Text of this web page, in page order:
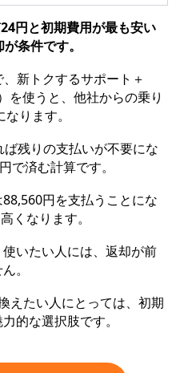
円と初期費用が最も安い
条件です。
新トクするサポート＋
を使うと、他社からの乗り
ります。
残りの支払いが不要にな
で済む計算です。
円を支払うことにな
くなります。
いたい人には、返却が前
。
えたい人にとっては、初期
的な選択肢です。